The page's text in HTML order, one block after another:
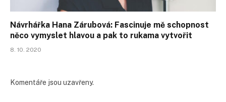
Návrhářka Hana Zárubová: Fascinuje mě schopnost
něco vymyslet hlavou a pak to rukama vytvořit
8. 10. 2020
Komentáře jsou uzavřeny.